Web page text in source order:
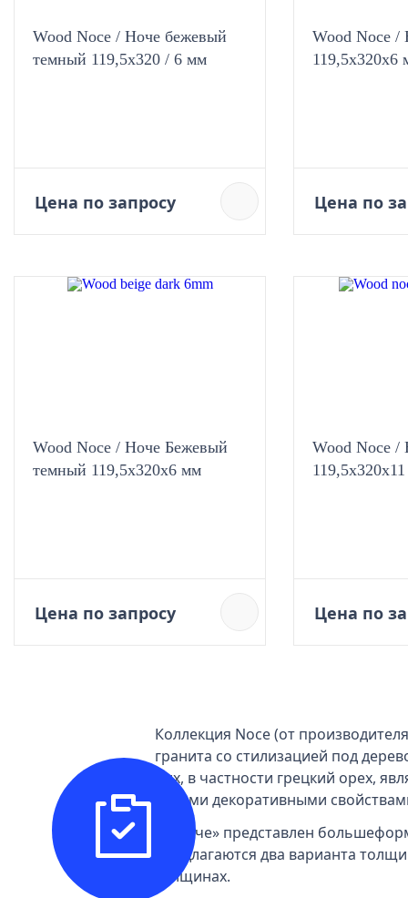
Wood Noce / Ноче бежевый
темный 119,5x320 / 6 мм
Цена по запросу
Wood Noce /
119,5x320х6
Цена по
Wood Noce / Ноче Бежевый
темный 119,5x320х6 мм
Цена по запросу
Wood Noce /
Цена по
Коллекция Noce (от
гранита со стилизацией под
них, в частности грецкий орех,
своими декоративными
В «Ноче» представлен
Предлагаются два варианта
толщинах.